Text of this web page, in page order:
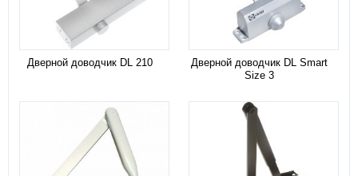
Дверной доводчик DL 210
Дверной доводчик DL Smart
Size 3